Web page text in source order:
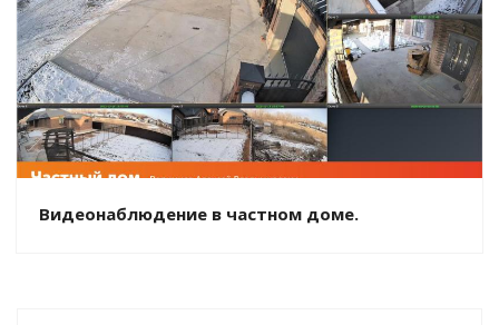
Видеонаблюдение в частном доме.